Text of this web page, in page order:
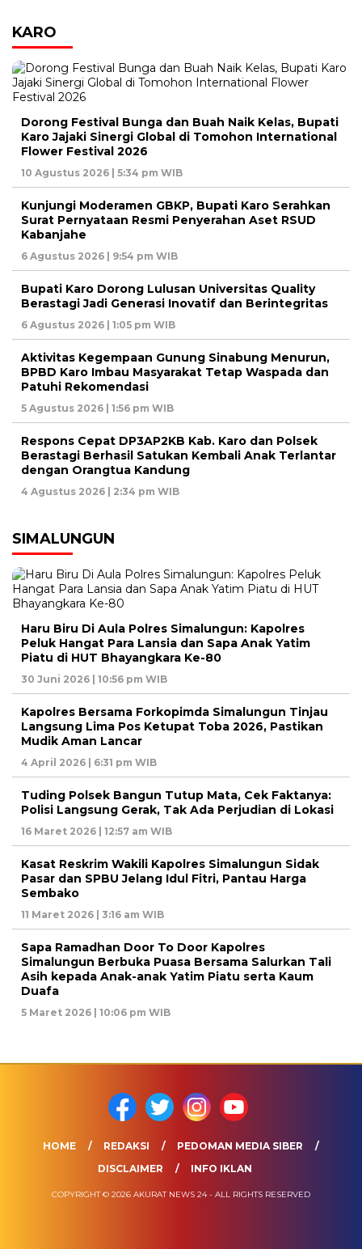
KARO
Dorong Festival Bunga dan Buah Naik Kelas, Bupati
Karo Jajaki Sinergi Global di Tomohon International
Flower Festival 2026
10 Agustus 2026 | 5:34 pm WIB
Kunjungi Moderamen GBKP, Bupati Karo Serahkan
Surat Pernyataan Resmi Penyerahan Aset RSUD
Kabanjahe
6 Agustus 2026 | 9:54 pm WIB
Bupati Karo Dorong Lulusan Universitas Quality
Berastagi Jadi Generasi Inovatif dan Berintegritas
6 Agustus 2026 | 1:05 pm WIB
Aktivitas Kegempaan Gunung Sinabung Menurun,
BPBD Karo Imbau Masyarakat Tetap Waspada dan
Patuhi Rekomendasi
5 Agustus 2026 | 1:56 pm WIB
Respons Cepat DP3AP2KB Kab. Karo dan Polsek
Berastagi Berhasil Satukan Kembali Anak Terlantar
dengan Orangtua Kandung
4 Agustus 2026 | 2:34 pm WIB
SIMALUNGUN
Haru Biru Di Aula Polres Simalungun: Kapolres
Peluk Hangat Para Lansia dan Sapa Anak Yatim
Piatu di HUT Bhayangkara Ke-80
30 Juni 2026 | 10:56 pm WIB
Kapolres Bersama Forkopimda Simalungun Tinjau
Langsung Lima Pos Ketupat Toba 2026, Pastikan
Mudik Aman Lancar
4 April 2026 | 6:31 pm WIB
Tuding Polsek Bangun Tutup Mata, Cek Faktanya:
Polisi Langsung Gerak, Tak Ada Perjudian di Lokasi
16 Maret 2026 | 12:57 am WIB
Kasat Reskrim Wakili Kapolres Simalungun Sidak
Pasar dan SPBU Jelang Idul Fitri, Pantau Harga
Sembako
11 Maret 2026 | 3:16 am WIB
Sapa Ramadhan Door To Door Kapolres
Simalungun Berbuka Puasa Bersama Salurkan Tali
Asih kepada Anak-anak Yatim Piatu serta Kaum
Duafa
5 Maret 2026 | 10:06 pm WIB
HOME REDAKSI
PEDOMAN MEDIA SIBER
DISCLAIMER
INFO IKLAN
COPYRIGHT © 2026 AKURAT NEWS 24 - ALL RIGHTS RESERVED